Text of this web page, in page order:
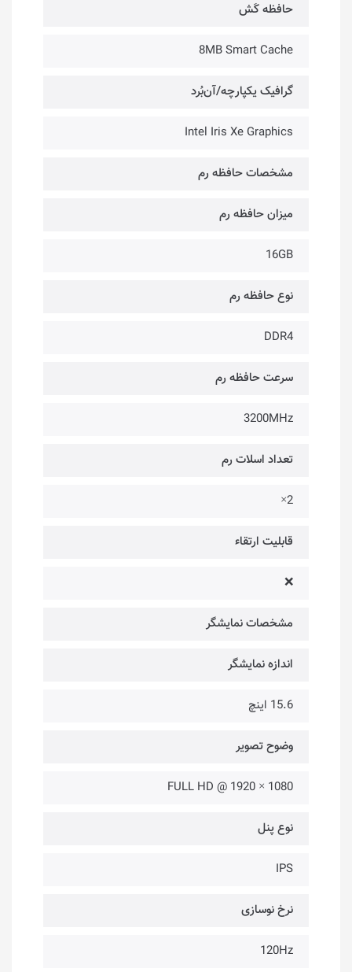
حافظه کَش
8MB Smart Cache
گرافیک یکپارچه/آن‌بُرد
Intel Iris Xe Graphics
مشخصات حافظه رم
میزان حافظه رم
16GB
نوع حافظه رم
DDR4
سرعت حافظه رم
3200MHz
تعداد اسلات رم
2×
قابلیت ارتقاء
❌
مشخصات نمایشگر
اندازه نمایشگر
15.6 اینچ
وضوح تصویر
1080 × 1920 @ FULL HD
نوع پنل
IPS
نرخ نوسازی
120Hz